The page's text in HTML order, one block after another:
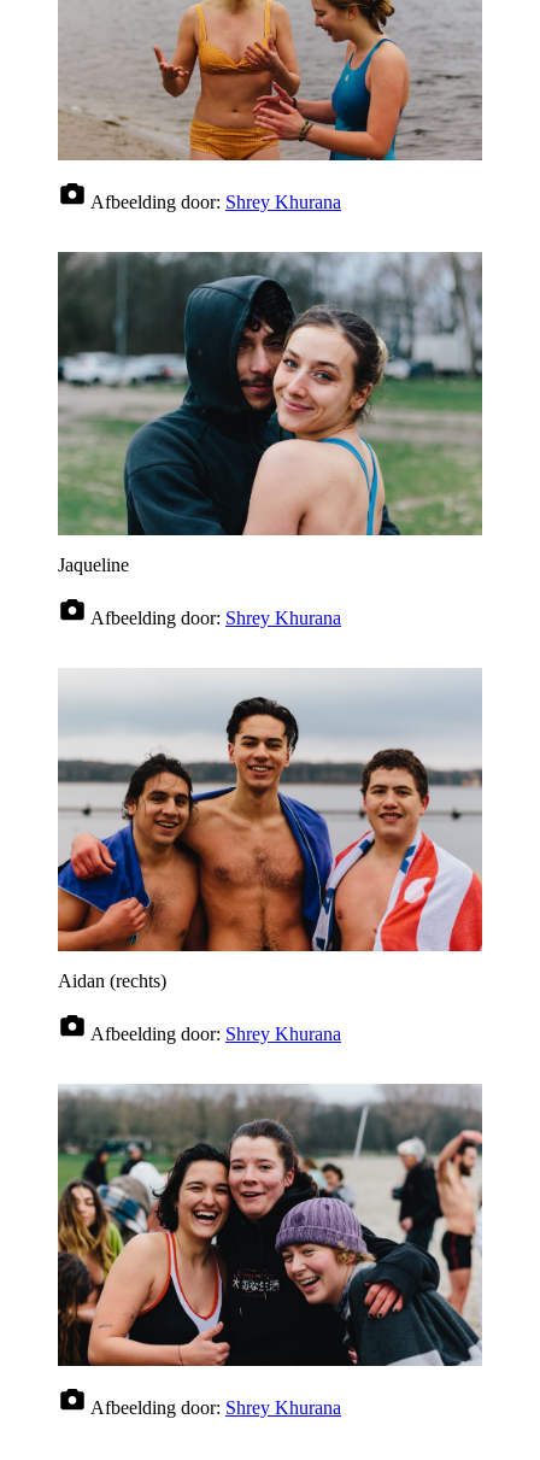
Afbeelding door: Shrey Khurana
Jaqueline
Afbeelding door: Shrey Khurana
Aidan (rechts)
Afbeelding door: Shrey Khurana
Afbeelding door: Shrey Khurana